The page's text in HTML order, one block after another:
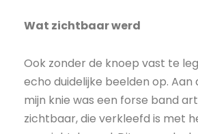
Wat zichtbaar werd
Ook zonder de knoep vast te
echo duidelijke beelden op. Aan
mijn knie was een forse band
zichtbaar, die verkleefd is met